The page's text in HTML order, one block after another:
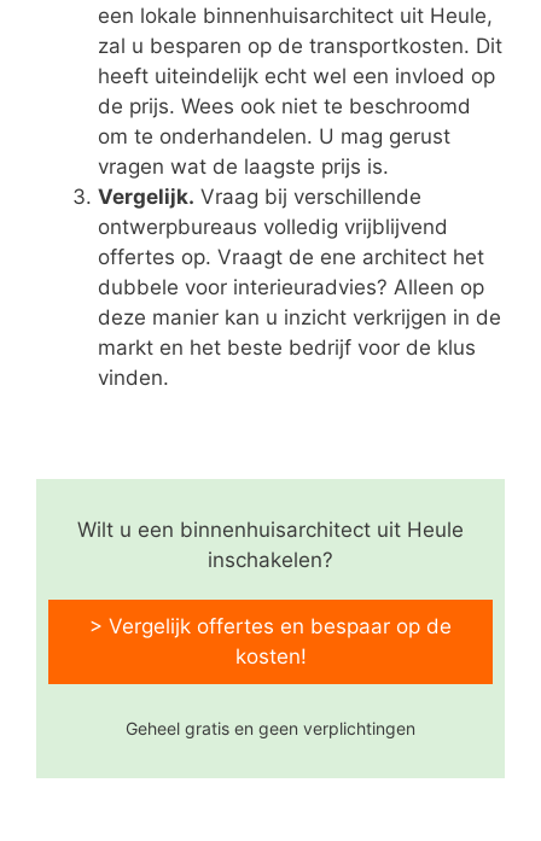
een lokale binnenhuisarchitect uit Heule,
zal u besparen op de transportkosten. Dit
heeft uiteindelijk echt wel een invloed op
de prijs. Wees ook niet te beschroomd
om te onderhandelen. U mag gerust
vragen wat de laagste prijs is.
Vergelijk. Vraag bij verschillende
ontwerpbureaus volledig vrijblijvend
offertes op. Vraagt de ene architect het
dubbele voor interieuradvies? Alleen op
deze manier kan u inzicht verkrijgen in de
markt en het beste bedrijf voor de klus
vinden.
Wilt u een binnenhuisarchitect uit Heule
inschakelen?
> Vergelijk offertes en bespaar op de
kosten!
Geheel gratis en geen verplichtingen